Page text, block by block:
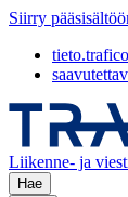
Siirry
Liikenne- ja
Hae